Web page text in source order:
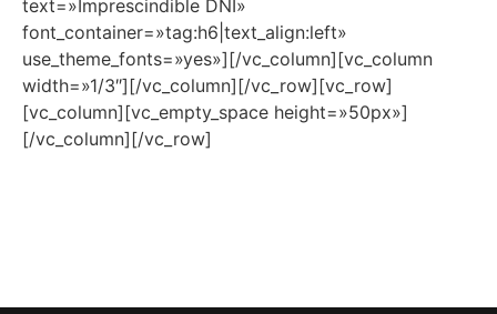
text=»Imprescindible DNI»
font_container=»tag:h6|text_align:left»
use_theme_fonts=»yes»][/vc_column][vc_column
width=»1/3″][/vc_column][/vc_row][vc_row]
[vc_column][vc_empty_space height=»50px»]
[/vc_column][/vc_row]